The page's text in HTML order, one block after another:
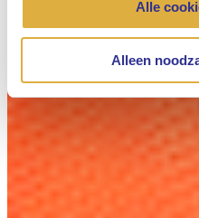
Alle
Alleen